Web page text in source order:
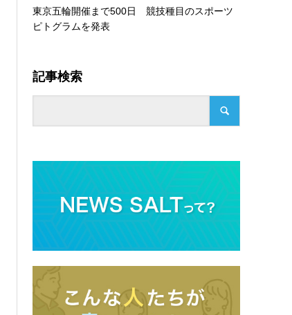
東京五輪開催まで500日 競技種目のスポーツ
ピトグラムを発表
記事検索